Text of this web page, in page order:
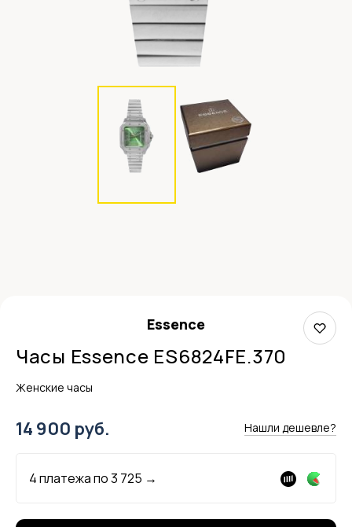
Essence
Часы Essence ES6824FE.370
Женские часы
14 900 руб. Нашли дешевле?
4 платежа по3 725 →